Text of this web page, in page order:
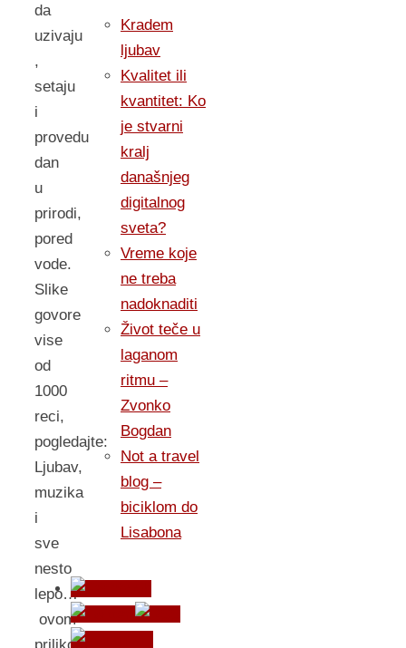
da
uzivaju
,
setaju
i
provedu
dan
u
prirodi,
pored
vode.
Slike
govore
vise
od
1000
reci,
pogledajte:
Ljubav,
muzika
i
sve
nesto
lepo…
ovom
Kradem
ljubav
Kvalitet ili
kvantitet: Ko
je stvarni
kralj
današnjeg
digitalnog
sveta?
Vreme koje
ne treba
nadoknaditi
Život teče u
laganom
ritmu –
Zvonko
Bogdan
Not a travel
blog –
biciklom do
Lisabona